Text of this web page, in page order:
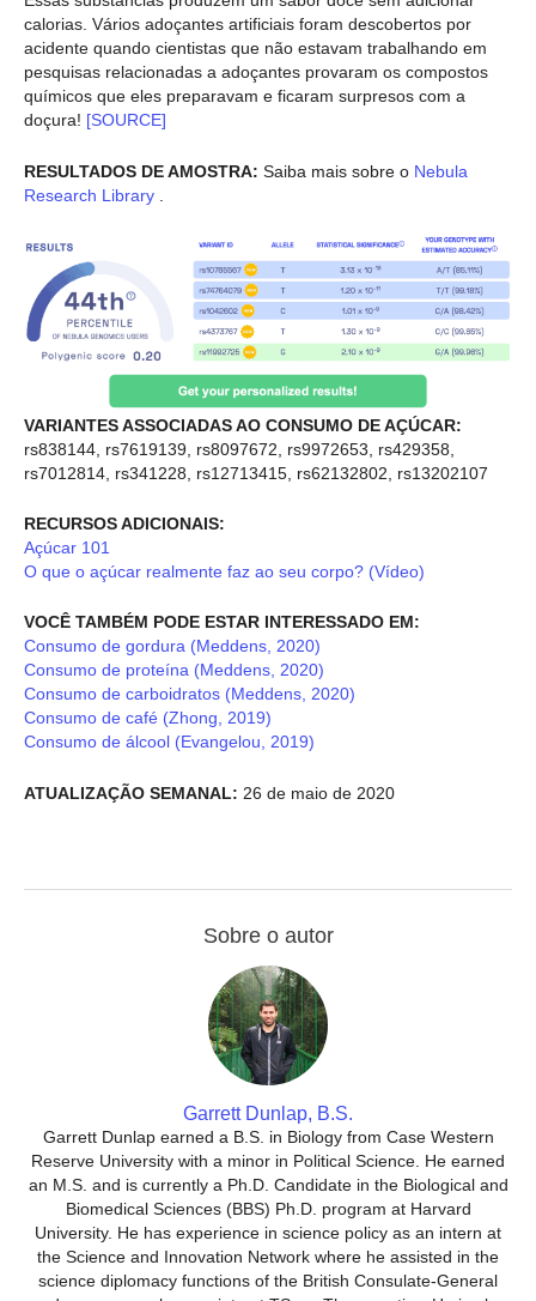
calorias. Vários adoçantes artificiais foram descobertos por
acidente quando cientistas que não estavam trabalhando em
pesquisas relacionadas a adoçantes provaram os compostos
químicos que eles preparavam e ficaram surpresos com a
doçura! [SOURCE]
RESULTADOS DE AMOSTRA: Saiba mais sobre o Nebula
Research Library
VARIANTES ASSOCIADAS AO CONSUMO DE AÇÚCAR:
rs838144, rs7619139, rs8097672, rs9972653, rs429358,
rs7012814, rs341228, rs12713415, rs62132802, rs13202107
RECURSOS ADICIONAIS:
Açúcar 101
O que o açúcar realmente faz ao seu corpo? (Vídeo)
VOCÊ TAMBÉM PODE ESTAR INTERESSADO EM:
Consumo de gordura (Meddens, 2020)
Consumo de proteína (Meddens, 2020)
Consumo de carboidratos (Meddens, 2020)
Consumo de café (Zhong, 2019)
Consumo de álcool (Evangelou, 2019)
ATUALIZAÇÃO SEMANAL: 26 de maio de 2020
Sobre o autor
Garrett Dunlap, B.S.
Garrett Dunlap earned a B.S. in Biology from Case Western
Reserve University with a minor in Political Science. He earned
an M.S. and is currently a Ph.D. Candidate in the Biological and
Biomedical Sciences (BBS) Ph.D. program at Harvard
University. He has experience in science policy as an intern at
the Science and Innovation Network where he assisted in the
science diplomacy functions of the British Consulate-General